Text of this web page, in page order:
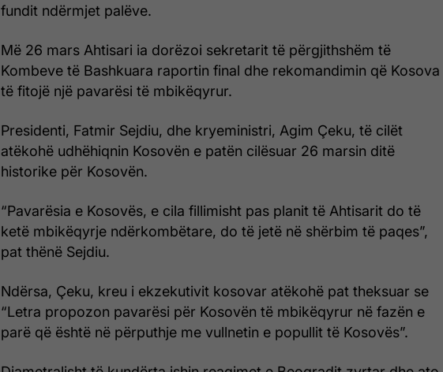
fundit ndërmjet palëve.
Më 26 mars Ahtisari ia dorëzoi sekretarit të përgjithshëm të
Kombeve të Bashkuara raportin final dhe rekomandimin që Kosova
të fitojë një pavarësi të mbikëqyrur.
Presidenti, Fatmir Sejdiu, dhe kryeministri, Agim Çeku, të cilët
atëkohë udhëhiqnin Kosovën e patën cilësuar 26 marsin ditë
historike për Kosovën.
“Pavarësia e Kosovës, e cila fillimisht pas planit të Ahtisarit do të
ketë mbikëqyrje ndërkombëtare, do të jetë në shërbim të paqes”,
pat thënë Sejdiu.
Ndërsa, Çeku, kreu i ekzekutivit kosovar atëkohë pat theksuar se
“Letra propozon pavarësi për Kosovën të mbikëqyrur në fazën e
parë që është në përputhje me vullnetin e popullit të Kosovës”.